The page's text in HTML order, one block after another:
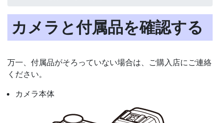
カメラと付属品を確認する
万一、付属品がそろっていない場合は、ご購入店にご連絡
ください。
カメラ本体